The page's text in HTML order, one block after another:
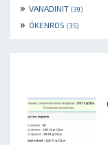
» VANADINIT (39)
» ÖKENROS (35)